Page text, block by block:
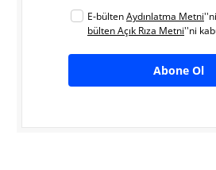
E-bültenAydınlatma Metni
bülten Açık Rıza Metni''ni
Abone Ol